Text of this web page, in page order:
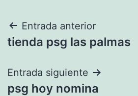
Navegación
de
entradas
Entrada anterior
tienda psg las palmas
Entrada siguiente
psg hoy nomina